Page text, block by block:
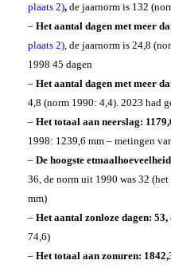
plaats 2), de jaarnorm is 132
– Het aantal dagen met meer
plaats 2), de jaarnorm is 24,8
1998 45 dagen
– Het aantal dagen met meer
4,8 (norm 1990: 4,4). 2023 had
– Het totaal aan neerslag:
1998: 1239,6 mm – metingen
– De hoogste
36, de norm uit 1990 was 32
mm)
– Het aantal zonloze dagen: 53,
74,6)
– Het totaal aan zonuren: